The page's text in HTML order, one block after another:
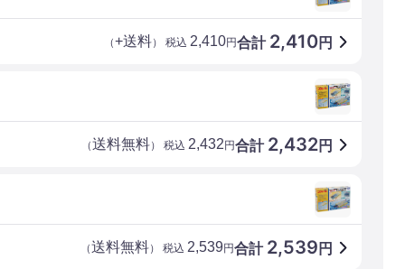
合計 2,410円
（+送料） 税込 2,410円
合計 2,432円
（送料無料） 税込 2,432円
合計 2,539 円
（送料無料） 税込 2,539円